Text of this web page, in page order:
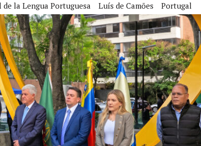
UNA ADOLESCENTE VENEZOLANA EN REUNIÓN CON AMIGOS
TRATAMIENTO DESENCADENÓ TRAGEDIA FAMILIAR
la Lengua Portuguesa Luís de Camões Portugal